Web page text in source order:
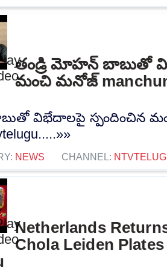
తండ్రి మోహన్ బాబుతో
మంచి మనోజ్
విభేదాలపై స్పందించిన
NEWS CHANNEL:
Netherlands
Chola Leiden